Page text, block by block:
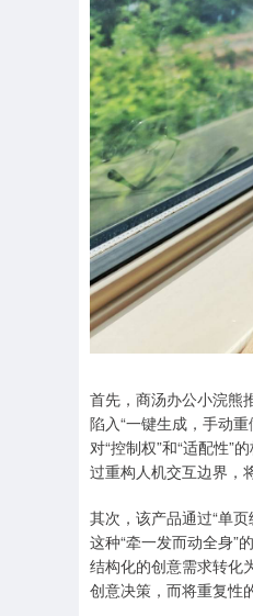
首先，商汤办公小浣熊
陷入“一键生成，手动
对“控制权”和“适配性”
过重构人机交互边界，
其次，该产品通过“单
这种“牵一发而动全身”
结构化的创意需求转化
创意决策，而将重复性